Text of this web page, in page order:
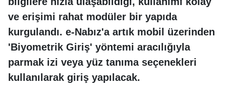
ve erişimi rahat modüler bir yapıda
kurgulandı. e-Nabız'a artık mobil üzerinden
'Biyometrik Giriş' yöntemi aracılığıyla
parmak izi veya yüz tanıma seçenekleri
kullanılarak giriş yapılacak.